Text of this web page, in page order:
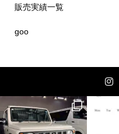
販売実績一覧
goo